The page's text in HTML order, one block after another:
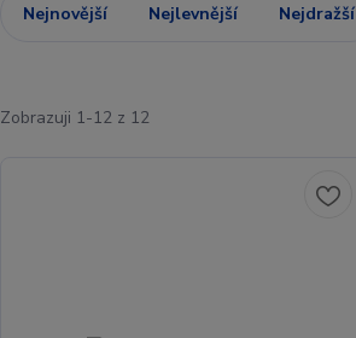
Nejnovější Nejlevnější Nejdražší
Zobrazuji 1-12 z 12